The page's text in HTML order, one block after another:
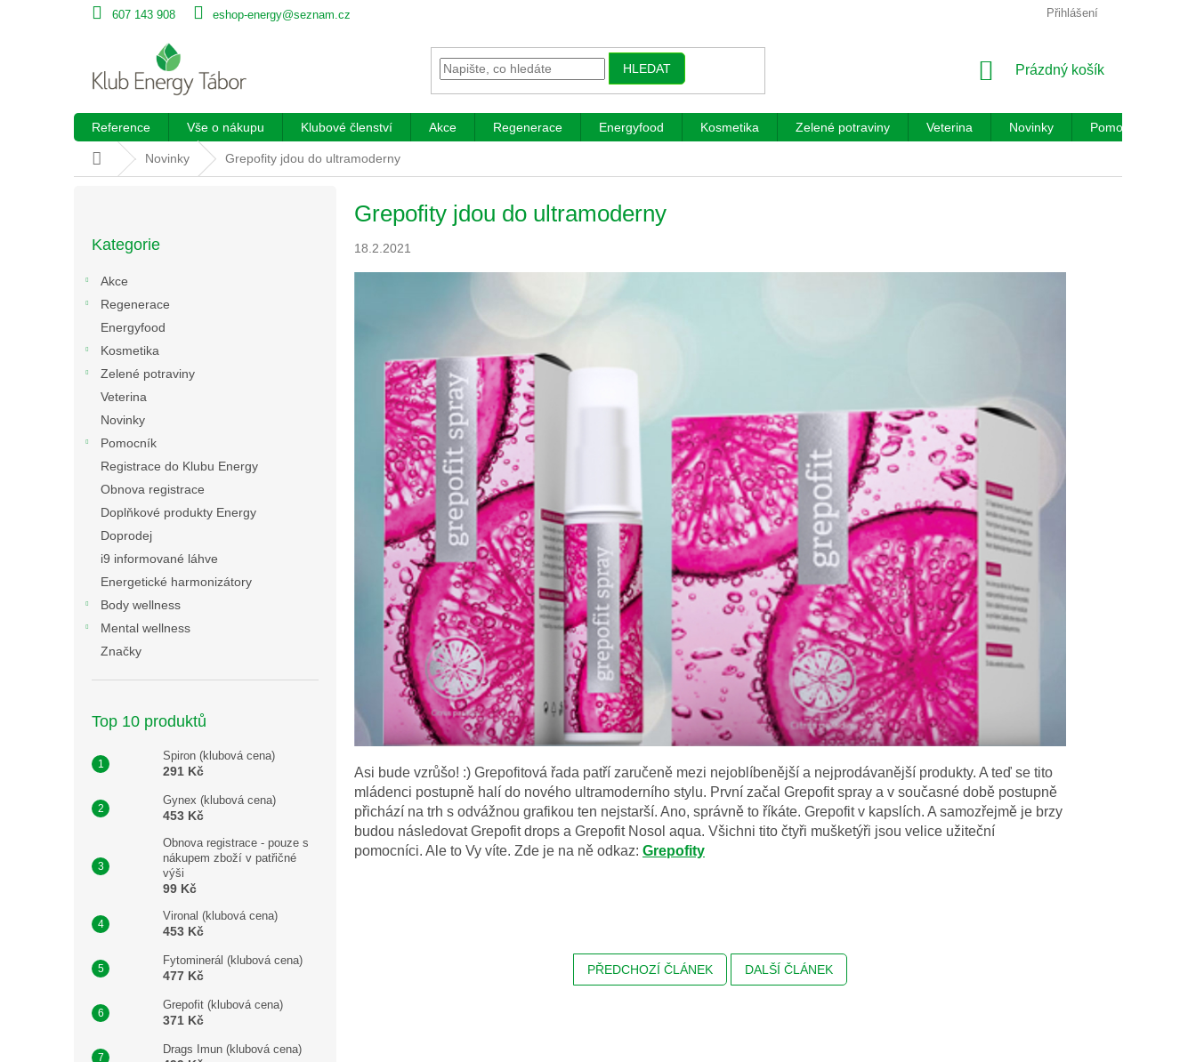
607 143 908 eshop-energy@seznam.cz Přihlášení
HLEDAT
NÁKUPNÍ
Prázdný košík
Reference Vše o nákupu Klubové členství Akce Regenerace Energyfood Kosmetika Zelené potraviny Veterina Novinky Pomocník
Domů Novinky Grepofity jdou do ultramoderny
kategorie
Kategorie
Akce
Regenerace
Energyfood
Kosmetika
Zelené potraviny
Veterina
Novinky
Pomocník
Registrace do Klubu Energy
Obnova registrace
Doplňkové produkty Energy
Doprodej
i9 informované láhve
Energetické harmonizátory
Body wellness
Mental wellness
Značky
Top 10 produktů
Spiron (klubová cena)
291 Kč
Gynex (klubová cena)
453 Kč
Obnova registrace - pouze s
nákupem zboží v patřičné
výši
99 Kč
Vironal (klubová cena)
453 Kč
Fytominerál (klubová cena)
477 Kč
Grepofit (klubová cena)
371 Kč
Drags Imun (klubová cena)
Grepofity jdou do ultramoderny
18.2.2021
Asi bude vzrůšo! :) Grepofitová řada patří zaručeně mezi nejoblíbenější a nejprodávanější produkty. A teď se tito
mládenci postupně halí do nového ultramoderního stylu. První začal Grepofit spray a v současné době postupně
přichází na trh s odvážnou grafikou ten nejstarší. Ano, správně to říkáte. Grepofit v kapslích. A samozřejmě je brzy
budou následovat Grepofit drops a Grepofit Nosol aqua. Všichni tito čtyři mušketýři jsou velice užiteční
pomocníci. Ale to Vy víte. Zde je na ně odkaz: Grepofity
PŘEDCHOZÍ ČLÁNEK DALŠÍ ČLÁNEK